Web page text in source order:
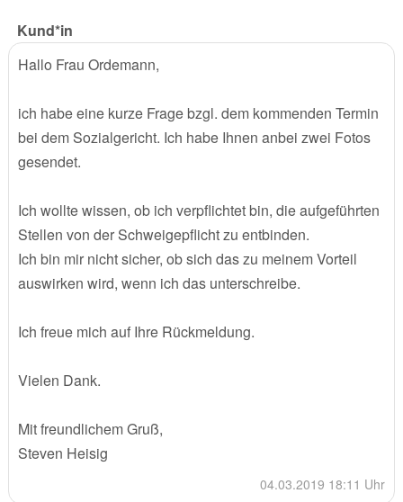
Kund*in
Hallo Frau Ordemann,
ich habe eine kurze Frage bzgl. dem kommenden Termin
bei dem Sozialgericht. Ich habe Ihnen anbei zwei Fotos
gesendet.
Ich wollte wissen, ob ich verpflichtet bin, die aufgeführten
Stellen von der Schweigepflicht zu entbinden.
Ich bin mir nicht sicher, ob sich das zu meinem Vorteil
auswirken wird, wenn ich das unterschreibe.
Ich freue mich auf Ihre Rückmeldung.
Vielen Dank.
Mit freundlichem Gruß,
Steven Heisig
04.03.2019 18:11 Uhr